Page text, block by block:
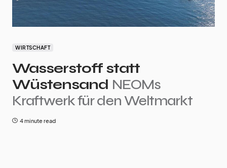
WIRTSCHAFT
Wasserstoff statt
Wüstensand NEOMs
Kraftwerk für den Weltmarkt
4 minute read